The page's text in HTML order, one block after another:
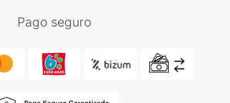
Pago seguro